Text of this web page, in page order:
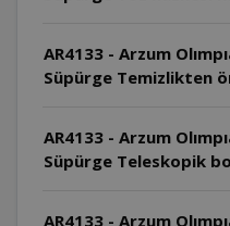
AR4133 - Arzum
Süpürge Temizlikten
AR4133 - Arzum
Süpürge Teleskopik
AR4133 - Arzum